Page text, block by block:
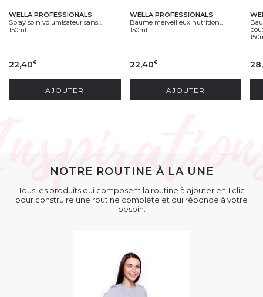
WELLA PROFESSIONALS
Spray soin volumisateur sans...
150ml
22,40€
AJOUTER
WELLA PROFESSIONALS
Baume merveilleux nutrition...
150ml
22,40€
AJOUTER
NOTRE ROUTINE À LA UNE
Tous les produits qui composent la routine à ajouter en 1 clic
pour construire une routine complète et qui réponde à votre
besoin.